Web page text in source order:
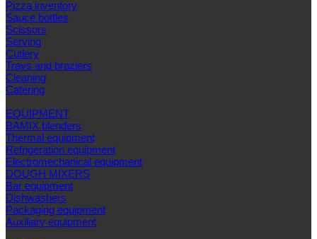
Pizza inventory
Sauce bottles
Scissors
Serving
Cutlery
Trays and braziers
Сleaning
Catering
EQUIPMENT
BAMIX blenders
Thermal equipment
Refrigeration equipment
Electromechanical equipment
DOUGH MIXERS
Bar equipment
Dishwashers
Packaging equipment
Auxiliary equipment